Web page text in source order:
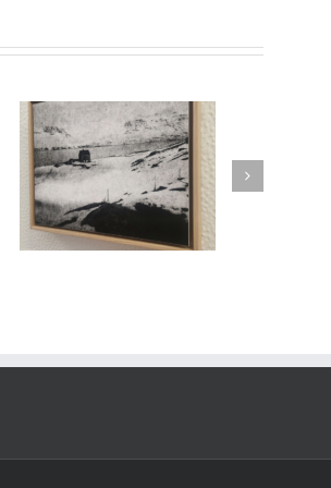
Le Murmure des Égarés /
Réseau Lux # 1 / Itinéraires
des Photographes Voyageurs
/ Paris Novembre-décembre